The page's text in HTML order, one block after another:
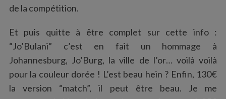
de la compétition.
Et puis quitte à être complet sur cette info :
“Jo’Bulani” c’est en fait un hommage à
Johannesburg, Jo’Burg, la ville de l’or… voilà voilà
pour la couleur dorée ! L’est beau hein ? Enfin, 130€
la version “match”, il peut être beau. Je me